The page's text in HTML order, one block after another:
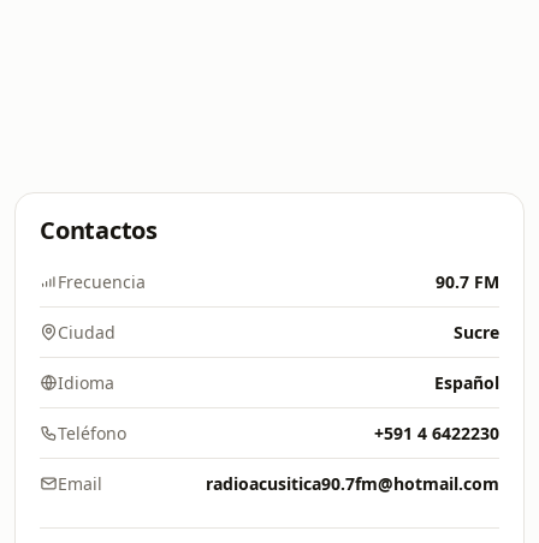
Contactos
Frecuencia 90.7 FM
Ciudad Sucre
Idioma Español
Teléfono +591 4 6422230
Email radioacusitica90.7fm@hotmail.com